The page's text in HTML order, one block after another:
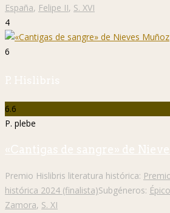
España, Felipe II, S. XVI
4
6
P. Hislibris
6.6
P. plebe
«Cantigas de sangre» de
Premio Hislibris literatura histórica:
histórica 2024 (finalista)Subgéneros: Épico
Zamora, S. XI